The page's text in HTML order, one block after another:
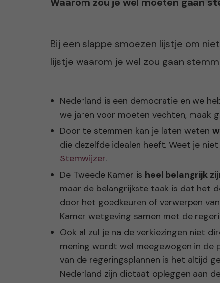
Bij een slappe smoezen lijstje om
lijstje waarom je wel zou gaan
Nederland is een democratie en we
we jaren voor moeten vechten, maak
Door te stemmen kan je laten weten
die dezelfde idealen heeft. Weet je
Stemwijzer.
De Tweede Kamer is heel belangrijk
maar de belangrijkste taak is dat het
door het goedkeuren of verwerpen
Kamer wetgeving samen met de
Ook al zul je na de verkiezingen niet
mening wordt wel meegewogen in de
van de regeringsplannen is het altijd
Nederland zijn dictaat opleggen aan